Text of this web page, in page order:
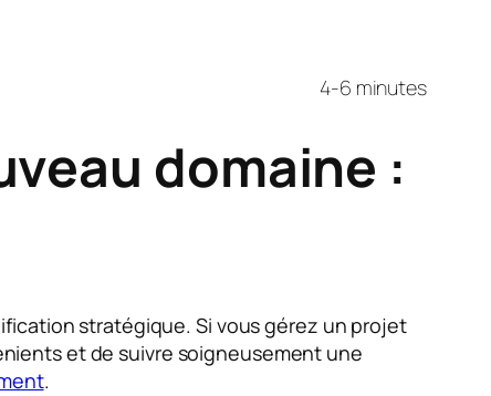
4-6 minutes
domaine :
stratégique. Si vous gérez un projet
et de suivre soigneusement une
.